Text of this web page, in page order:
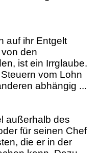
auf ihr Entgelt
den
ist ein Irrglaube.
vom Lohn
abhängig ...
außerhalb des
für seinen Chef
die er in der